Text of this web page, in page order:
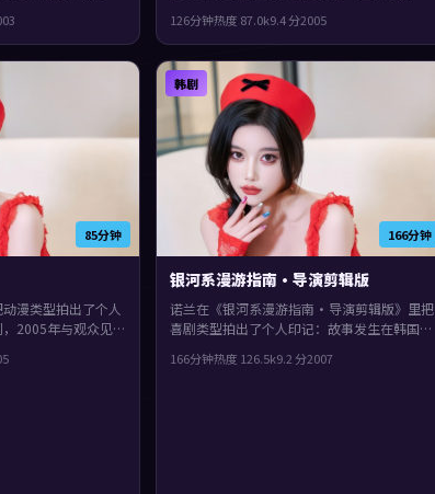
一样被层层剥开，片尾余味很足。
126分钟热度 87.0k9.4分2005
85分钟
漫类型拍出了个人
2005年与观众见
体完成度较高，适
166分钟
韩剧
银河系漫游指南·导演剪辑版
诺兰在《银河系漫游指南·导演剪辑版》里把
喜剧类型拍出了个人印记：故事发生在韩国，
田将晖、廖凡。节奏前半段克制蓄力，后半段
166分钟热度 126.5k9.2 分2007